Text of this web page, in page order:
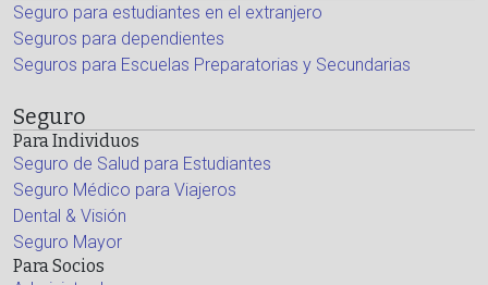
Seguro para estudiantes en el extranjero
Seguros para dependientes
Seguros para Escuelas Preparatorias y Secundarias
Seguro
Para Individuos
Seguro de Salud para Estudiantes
Seguro Médico para Viajeros
Dental & Visión
Seguro Mayor
Para Socios